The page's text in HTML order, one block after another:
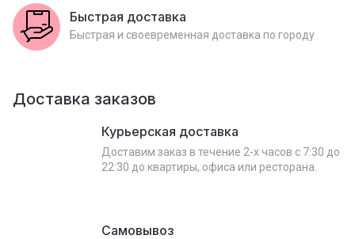
Быстрая доставка
Быстрая и своевременная доставка по городу
Доставка заказов
Курьерская доставка
Доставим заказ в течение 2-х часов с 7:30 до
22:30 до квартиры, офиса или ресторана.
Самовывоз